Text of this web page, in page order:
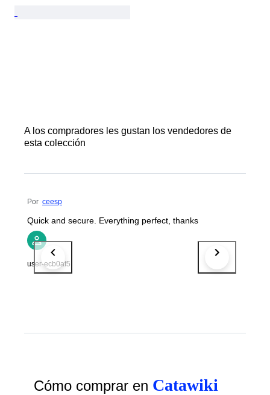
A los compradores les gustan los vendedores de
esta colección
Por ceesp
Quick and secure. Everything perfect, thanks
user-ecb0af5
Cómo comprar en Catawiki